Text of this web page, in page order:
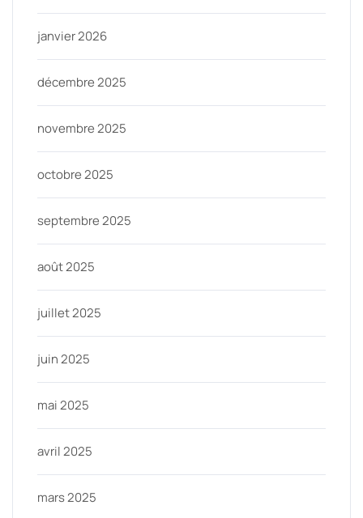
janvier 2026
décembre 2025
novembre 2025
octobre 2025
septembre 2025
août 2025
juillet 2025
juin 2025
mai 2025
avril 2025
mars 2025